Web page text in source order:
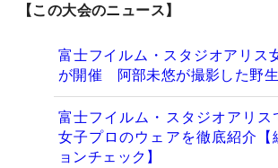
【この大会のニュース】
富士フイルム・スタジオアリス
が開催 阿部未悠が撮影した野
富士フイルム・スタジオアリス
女子プロのウェアを徹底紹介【
ョンチェック】